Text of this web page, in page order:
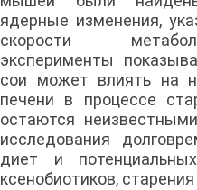
ядерные изменения,
скорости
эксперименты
сои может влиять на
печени в процессе
остаются
исследования
диет и
ксенобиотиков,